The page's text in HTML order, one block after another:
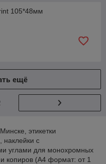
печати
покупки
и оставьте
105*48мм
ещё
этикетки
с
углами для монохромных
копиров (А4 формат: от 1